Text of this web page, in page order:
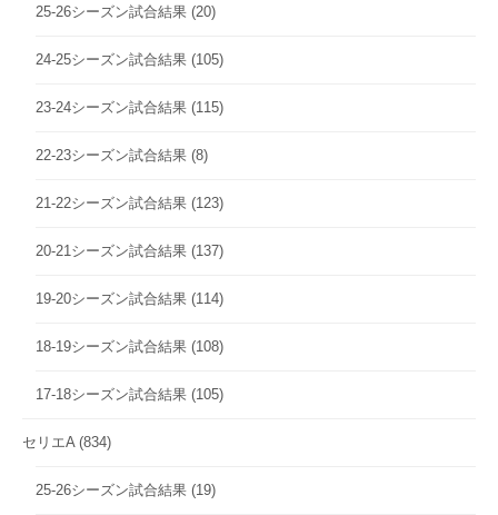
25-26シーズン試合結果 (20)
24-25シーズン試合結果 (105)
23-24シーズン試合結果 (115)
22-23シーズン試合結果 (8)
21-22シーズン試合結果 (123)
20-21シーズン試合結果 (137)
19-20シーズン試合結果 (114)
18-19シーズン試合結果 (108)
17-18シーズン試合結果 (105)
セリエA (834)
25-26シーズン試合結果 (19)